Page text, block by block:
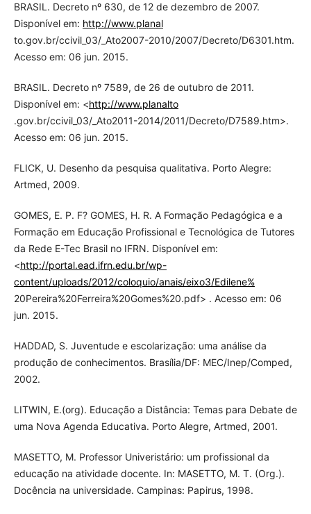
BRASIL. Decreto nº 630, de 12 de dezembro de 2007.
Disponível em: http://www.planal
to.gov.br/ccivil_03/_Ato2007-2010/2007/Decreto/D6301.htm.
Acesso em: 06 jun. 2015.
BRASIL. Decreto nº 7589, de 26 de outubro de 2011.
Disponível em: <http://www.planalto
.gov.br/ccivil_03/_Ato2011-2014/2011/Decreto/D7589.htm>.
Acesso em: 06 jun. 2015.
FLICK, U. Desenho da pesquisa qualitativa. Porto Alegre:
Artmed, 2009.
GOMES, E. P. F? GOMES, H. R. A Formação Pedagógica e a
Formação em Educação Profissional e Tecnológica de Tutores
da Rede E-Tec Brasil no IFRN. Disponível em:
<http://portal.ead.ifrn.edu.br/wp-
content/uploads/2012/coloquio/anais/eixo3/Edilene%
20Pereira%20Ferreira%20Gomes%20.pdf> . Acesso em: 06
jun. 2015.
HADDAD, S. Juventude e escolarização: uma análise da
produção de conhecimentos. Brasília/DF: MEC/Inep/Comped,
2002.
LITWIN, E.(org). Educação a Distância: Temas para Debate de
uma Nova Agenda Educativa. Porto Alegre, Artmed, 2001.
MASETTO, M. Professor Univeristário: um profissional da
educação na atividade docente. In: MASETTO, M. T. (Org.).
Docência na universidade. Campinas: Papirus, 1998.